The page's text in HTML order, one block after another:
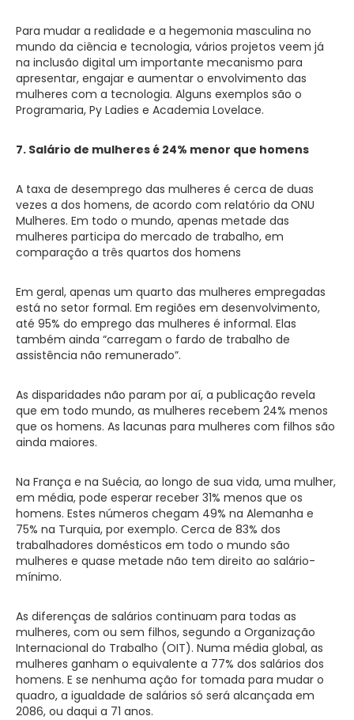
Para mudar a realidade e a hegemonia masculina no
mundo da ciência e tecnologia, vários projetos veem já
na inclusão digital um importante mecanismo para
apresentar, engajar e aumentar o envolvimento das
mulheres com a tecnologia. Alguns exemplos são o
Programaria, Py Ladies e Academia Lovelace.
7. Salário de mulheres é 24% menor que homens
A taxa de desemprego das mulheres é cerca de duas
vezes a dos homens, de acordo com relatório da ONU
Mulheres. Em todo o mundo, apenas metade das
mulheres participa do mercado de trabalho, em
comparação a três quartos dos homens
Em geral, apenas um quarto das mulheres empregadas
está no setor formal. Em regiões em desenvolvimento,
até 95% do emprego das mulheres é informal. Elas
também ainda “carregam o fardo de trabalho de
assistência não remunerado”.
As disparidades não param por aí, a publicação revela
que em todo mundo, as mulheres recebem 24% menos
que os homens. As lacunas para mulheres com filhos são
ainda maiores.
Na França e na Suécia, ao longo de sua vida, uma mulher,
em média, pode esperar receber 31% menos que os
homens. Estes números chegam 49% na Alemanha e
75% na Turquia, por exemplo. Cerca de 83% dos
trabalhadores domésticos em todo o mundo são
mulheres e quase metade não tem direito ao salário-
mínimo.
As diferenças de salários continuam para todas as
mulheres, com ou sem filhos, segundo a Organização
Internacional do Trabalho (OIT). Numa média global, as
mulheres ganham o equivalente a 77% dos salários dos
homens. E se nenhuma ação for tomada para mudar o
quadro, a igualdade de salários só será alcançada em
2086, ou daqui a 71 anos.